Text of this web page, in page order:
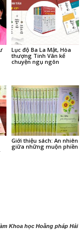
Lục độ Ba La Mật, Hòa
thượng Tinh Vân kể
chuyện ngụ ngôn
Giới thiệu sách: An nhiên
giữa những muộn phiền
Khoa học Hoằng pháp Hải